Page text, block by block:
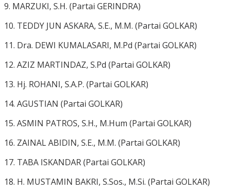
9. MARZUKI, S.H. (Partai GERINDRA)
10. TEDDY JUN ASKARA, S.E., M.M. (Partai GOLKAR)
11. Dra. DEWI KUMALASARI, M.Pd (Partai GOLKAR)
12. AZIZ MARTINDAZ, S.Pd (Partai GOLKAR)
13. Hj. ROHANI, S.A.P. (Partai GOLKAR)
14. AGUSTIAN (Partai GOLKAR)
15. ASMIN PATROS, S.H., M.Hum (Partai GOLKAR)
16. ZAINAL ABIDIN, S.E., Μ.Μ. (Partai GOLKAR)
17. TABA ISKANDAR (Partai GOLKAR)
18. H. MUSTAMIN BAKRI, S.Sos., M.Si. (Partai GOLKAR)